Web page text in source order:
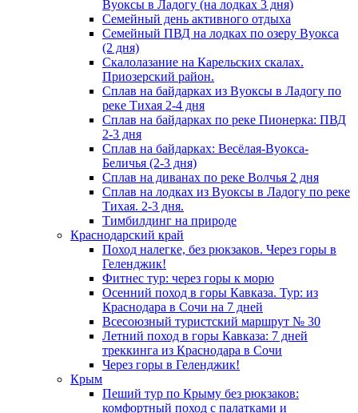
Вуоксы в Ладогу (на лодках 3 дня)
Семейный день активного отдыха
Семейный ПВД на лодках по озеру Вуокса
(2 дня)
Скалолазание на Карельских скалах.
Приозерский район.
Сплав на байдарках из Вуоксы в Ладогу по
реке Тихая 2-4 дня
Сплав на байдарках по реке Пионерка: ПВД
2-3 дня
Сплав на байдарках: Весёлая-Вуокса-
Беличья (2-3 дня)
Сплав на диванах по реке Волчья 2 дня
Сплав на лодках из Вуоксы в Ладогу по реке
Тихая. 2-3 дня.
Тимбилдинг на природе
Краснодарский край
Поход налегке, без рюкзаков. Через горы в
Геленджик!
Фитнес тур: через горы к морю
Осенний поход в горы Кавказа. Тур: из
Краснодара в Сочи на 7 дней
Всесоюзный туристский маршрут № 30
Летний поход в горы Кавказа: 7 дней
треккинга из Краснодара в Сочи
Через горы в Геленджик!
Крым
Пеший тур по Крыму без рюкзаков:
комфортный поход с палатками и